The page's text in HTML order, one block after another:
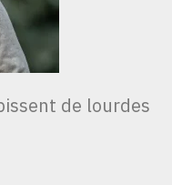
de lourdes